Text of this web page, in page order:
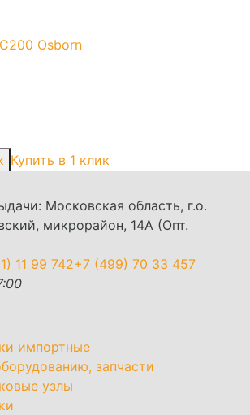
Osborn
Купить в 1 клик
Московская область, г.о.
микрорайон, 14А (Опт.
11 99 742+7 (499) 70 33 457
импортные
запчасти
узлы